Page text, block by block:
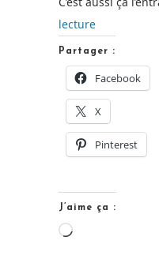
lecturede
«
]
Spoon
and
Co.
et
Partager :
Facebook
X
Pinterest
J’aime ça :
Chargement…